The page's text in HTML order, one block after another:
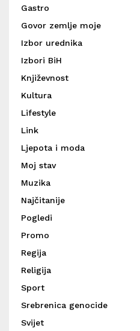
Gastro
Govor zemlje moje
Izbor urednika
Izbori BiH
Književnost
Kultura
Lifestyle
Link
Ljepota i moda
Moj stav
Muzika
Najčitanije
Pogledi
Promo
Regija
Religija
Sport
Srebrenica genocide
Svijet